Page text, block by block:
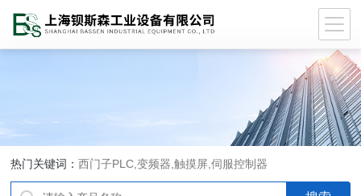
热门关键词：西门子PLC,变频器,触摸屏,伺服控制器